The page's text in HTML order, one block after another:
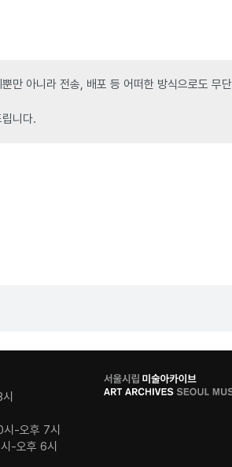
만 아니라 전송, 배포 등 어떠한 방식으로도 무
니다.
-오후 7시
-오후 6시
로
고